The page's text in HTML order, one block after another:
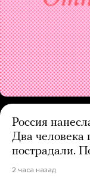
Россия
Два человека
пострадали.
2 часа назад